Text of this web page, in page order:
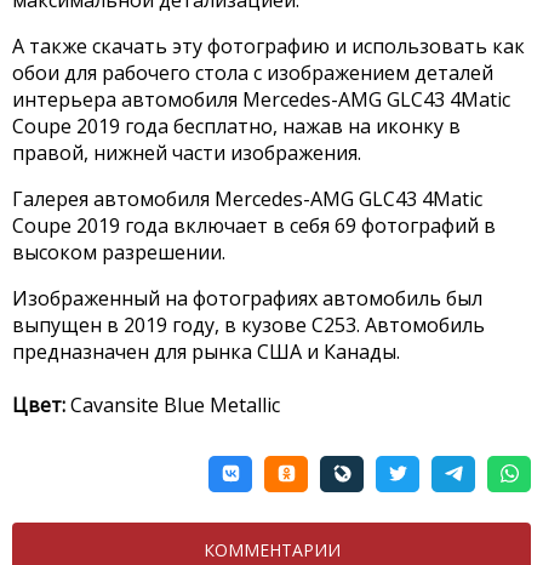
А также скачать эту фотографию и использовать как
обои для рабочего стола с изображением деталей
интерьера автомобиля Mercedes-AMG GLC43 4Matic
Coupe 2019 года бесплатно, нажав на иконку в
правой, нижней части изображения.
Галерея автомобиля Mercedes-AMG GLC43 4Matic
Coupe 2019 года включает в себя 69 фотографий в
высоком разрешении.
Изображенный на фотографиях автомобиль был
выпущен в 2019 году, в кузове C253. Автомобиль
предназначен для рынка США и Канады.
Цвет:Cavansite Blue Metallic
КОММЕНТАРИИ